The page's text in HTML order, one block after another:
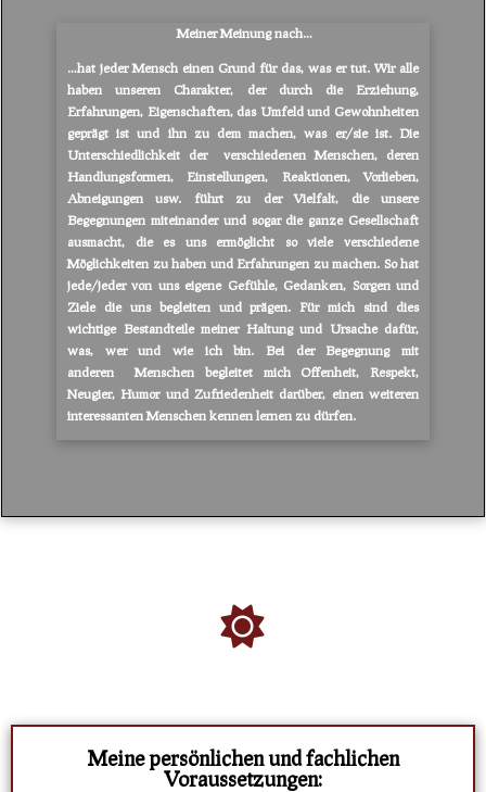
Meiner Meinung nach…
…hat jeder Mensch einen Grund für das, was er tut. Wir alle
haben unseren Charakter, der durch die Erziehung,
Erfahrungen, Eigenschaften, das Umfeld und Gewohnheiten
geprägt ist und ihn zu dem machen, was er/sie ist. Die
Unterschiedlichkeit der
verschiedenen Menschen, deren
Handlungsformen, Einstellungen, Reaktionen, Vorlieben,
Abneigungen usw. führt zu der Vielfalt, die unsere
Begegnungen miteinander und sogar die ganze Gesellschaft
ausmacht, die es uns ermöglicht so viele verschiedene
Möglichkeiten zu haben und Erfahrungen zu machen. So hat
jede/jeder von uns eigene Gefühle, Gedanken, Sorgen und
Ziele die uns begleiten und prägen. Für mich sind dies
wichtige Bestandteile meiner Haltung und Ursache dafür,
was, wer und wie ich bin. Bei der Begegnung mit
anderen
Menschen begleitet mich Offenheit, Respekt,
Neugier, Humor und Zufriedenheit darüber, einen weiteren
interessanten Menschen kennen lernen zu dürfen.
Meine persönlichen und fachlichen
Voraussetzungen: